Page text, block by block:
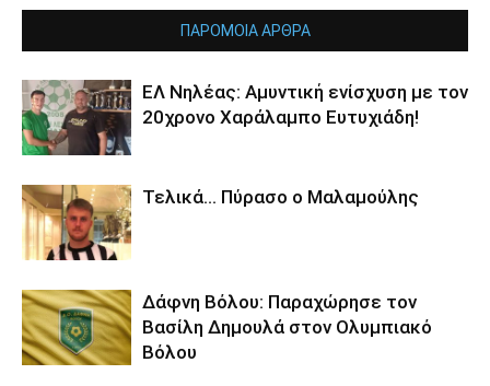
ΠΑΡΟΜΟΙΑ ΑΡΘΡΑ
ΕΛ Νηλέας: Αμυντική ενίσχυση με τον
20χρονο Χαράλαμπο Ευτυχιάδη!
Τελικά… Πύρασο ο Μαλαμούλης
Δάφνη Βόλου: Παραχώρησε τον
Βασίλη Δημουλά στον Ολυμπιακό
Βόλου